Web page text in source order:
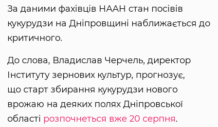
За даними фахівців НААН стан посівів
кукурудзи на Дніпровщині наближається до
критичного.
До слова, Владислав Черчель, директор
Інституту зернових культур, прогнозує,
що старт збирання кукурудзи нового
врожаю на деяких полях Дніпровської
області розпочнеться вже 20 серпня.